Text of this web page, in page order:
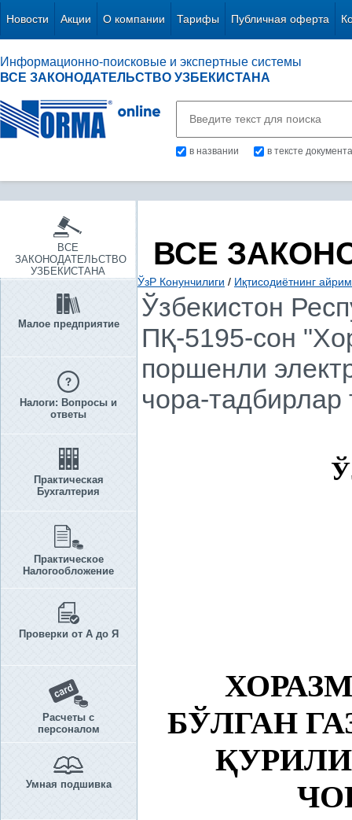
Новости Акции О компании Тарифы Публичная оферта
Информационно-поисковые и экспертные системы
ВСЕ ЗАКОНОДАТЕЛЬСТВО УЗБЕКИСТАНА
в названии в тексте документа
ВСЕ
ЗАКОНОДАТЕЛЬСТВО
УЗБЕКИСТАНА
Малое предприятие
Налоги: Вопросы и
ответы
Практическая
Бухгалтерия
Практическое
Налогообложение
Проверки от А до Я
Расчеты с
персоналом
Умная подшивка
ВСЕ
ЎзР Конунчилиги / Иқтисодиётнинг
Ўзбекистон
ПҚ-5195-сон
поршенли
чора-тадбирлар
БЎЛГАН
Қ